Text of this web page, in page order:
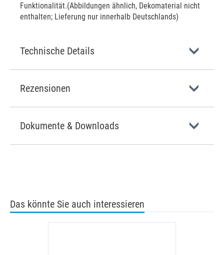
Funktionalität.(Abbildungen ähnlich, Dekomaterial nicht
enthalten; Lieferung nur innerhalb Deutschlands)
Technische Details
Rezensionen
Dokumente & Downloads
Das könnte Sie auch interessieren